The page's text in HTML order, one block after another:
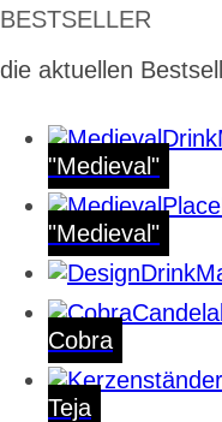
BESTSELLER
die aktuellen
"Medieval"
"Medieval"
Cobra
Teja